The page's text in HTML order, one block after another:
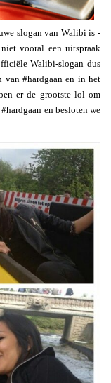
slogan van Walibi is -
vooral een uitspraak
Walibi-slogan dus
#hardgaan en in het
er de grootste lol om
en besloten we